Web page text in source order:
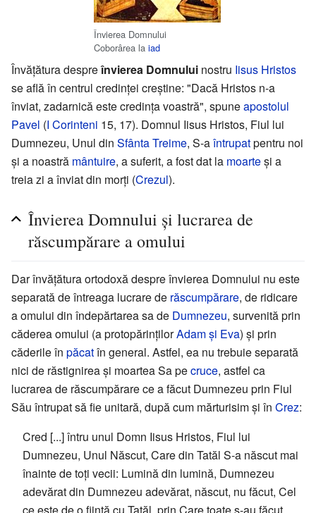
Învierea Domnului
Coborârea la iad
Învățătura despreînvierea Domnului nostru Iisus Hristos
se află în centrul credinței creștine: "Dacă Hristos n-a
înviat, zadarnică este credința voastră", spuneapostolul
Pavel (I Corinteni 15, 17). Domnul Iisus Hristos, Fiul lui
Dumnezeu, Unul din Sfânta Treime, S-aîntrupatpentru noi
și a noastră mântuire, a suferit, a fost dat la moarteși a
treia zi a înviat din morți (Crezul).
Învierea Domnului și lucrarea de
răscumpărare a omului
Dar învățătura ortodoxă despre învierea Domnului nu este
separată de întreaga lucrare de răscumpărare, de ridicare
a omului din îndepărtarea sa de Dumnezeu, survenită prin
căderea omului (a protopărințilorAdam și Eva) și prin
căderile în păcatîn general. Astfel, ea nu trebuie separată
nici de răstignirea și moartea Sa pecruce, astfel ca
lucrarea de răscumpărare ce a făcut Dumnezeu prin Fiul
Său întrupat să fie unitară, după cum mărturisim și în Crez:
Cred [...] întru unul Domn Iisus Hristos, Fiul lui
Dumnezeu, Unul Născut, Care din Tatăl S-a născut mai
înainte de toți vecii: Lumină din lumină, Dumnezeu
adevărat din Dumnezeu adevărat, născut, nu făcut, Cel